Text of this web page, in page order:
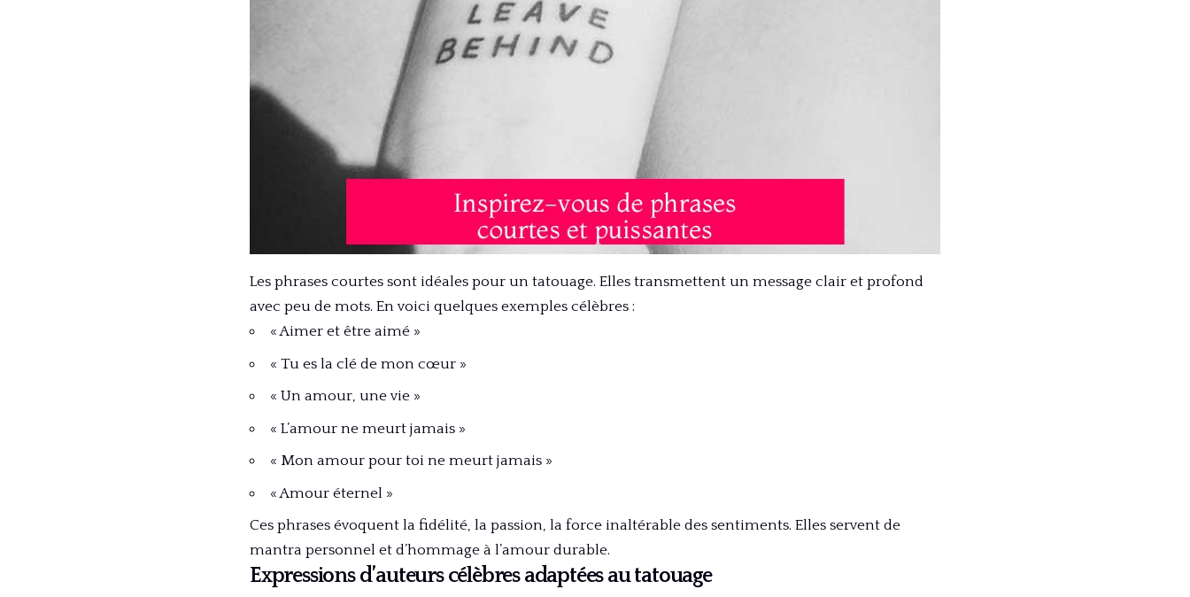
Les phrases courtes sont idéales pour un tatouage. Elles transmettent un message clair et profond
avec peu de mots. En voici quelques exemples célèbres :
« Aimer et être aimé »
« Tu es la clé de mon cœur »
« Un amour, une vie »
« L’amour ne meurt jamais »
« Mon amour pour toi ne meurt jamais »
« Amour éternel »
Ces phrases évoquent la fidélité, la passion, la force inaltérable des sentiments. Elles servent de
mantra personnel et d’hommage à l’amour durable.
Expressions d’auteurs célèbres adaptées au tatouage